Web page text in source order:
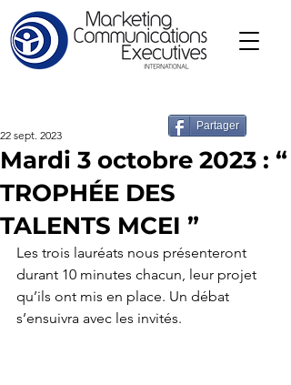
Mardi 3 octobre 2023 : “
TROPHÉE DES
TALENTS MCEI ”
22 sept. 2023
Les trois lauréats nous présenteront
durant 10 minutes chacun, leur projet
qu’ils ont mis en place. Un débat
s’ensuivra avec les invités.
Partager